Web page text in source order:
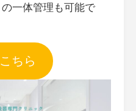
一体管理も可能で
ちら